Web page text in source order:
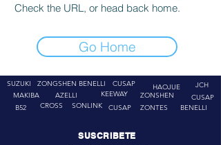
Check the URL, or head back home.
Go Home
SUZUKI
ZONGSHEN
MAKIBA
AZELLI
BENELLI
CUSAP
KEEWAY
B52
CROSS SONLINK CUSAP
HAOJUE
JCH
ZONSHEN
ZONTES
CUSAP
BENELLI
SUSCRIBETE